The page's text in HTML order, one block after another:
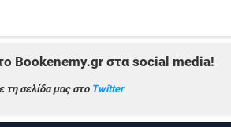
Bookenemy.gr στα social media!
τη σελίδα μας στο Twitter